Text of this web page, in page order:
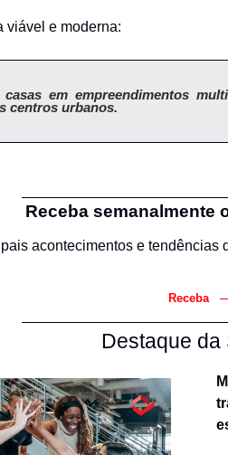
viável e moderna:
casas em empreendimentos
centros urbanos.
Receba semanalmente
acontecimentos e tendências
Receba
Destaque da